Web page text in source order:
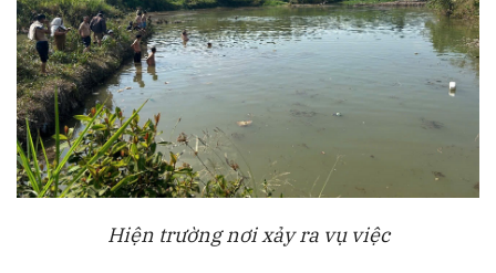
Hiện trường nơi xảy ra vụ việc